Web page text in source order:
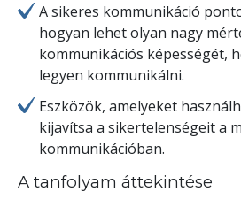
A sikeres kommunikáció
hogyan lehet olyan nagy
kommunikációs képességét,
legyen kommunikálni.
Eszközök, amelyeket
kijavítsa a sikertelenségeit a
kommunikációban.
A tanfolyam áttekintése